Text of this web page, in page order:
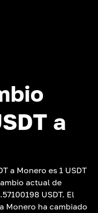
a
a Monero es 1 USDT
actual de
USDT. El
Monero ha cambiado